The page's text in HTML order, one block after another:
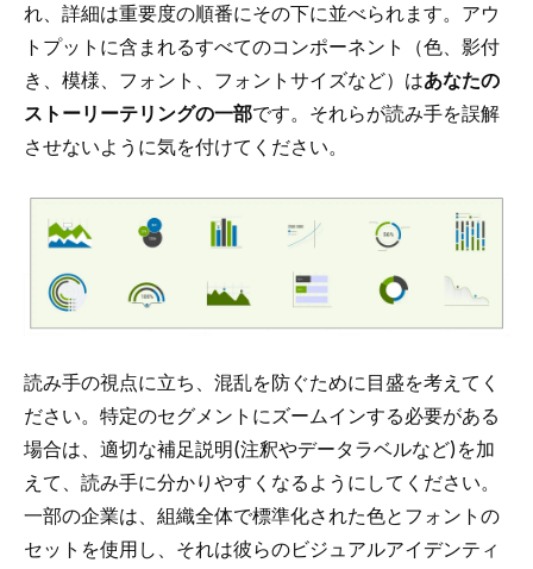
れ、詳細は重要度の順番にその下に並べられます。アウ
トプットに含まれるすべてのコンポーネント（色、影付
き、模様、フォント、フォントサイズなど）はあなたの
ストーリーテリングの一部です。それらが読み手を誤解
させないように気を付けてください。
読み手の視点に立ち、混乱を防ぐために目盛を考えてく
ださい。特定のセグメントにズームインする必要がある
場合は、適切な補足説明(注釈やデータラベルなど)を加
えて、読み手に分かりやすくなるようにしてください。
一部の企業は、組織全体で標準化された色とフォントの
セットを使用し、それは彼らのビジュアルアイデンティ